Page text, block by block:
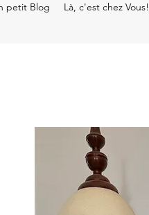
petit Blog Là, c'est chez Vous!